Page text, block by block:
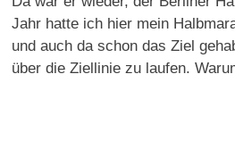
Jahr hatte ich hier mein
und auch da schon das Ziel
über die Ziellinie zu laufen.